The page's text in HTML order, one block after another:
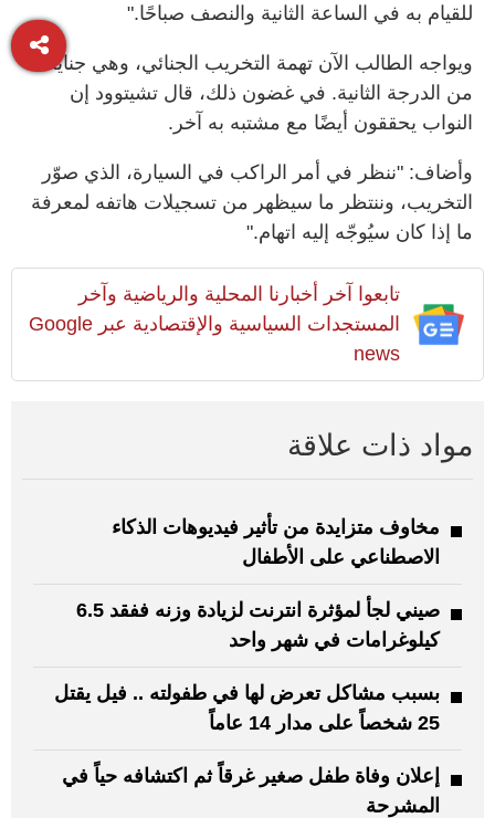
للقيام به في الساعة الثانية والنصف صباحًا".
ويواجه الطالب الآن تهمة التخريب الجنائي، وهي جناية
من الدرجة الثانية. في غضون ذلك، قال تشيتوود إن
النواب يحققون أيضًا مع مشتبه به آخر .
وأضاف: "ننظر في أمر الراكب في السيارة، الذي صوّر
التخريب، وننتظر ما سيظهر من تسجيلات هاتفه لمعرفة
ما إذا كان سيُوجّه إليه اتهام".
تابعوا آخر أخبارنا المحلية والرياضية وآخر
المستجدات السياسية والإقتصادية عبر Google
news
مواد ذات علاقة
مخاوف متزايدة من تأثير فيديوهات الذكاء
الاصطناعي على الأطفال
صيني لجأ لمؤثرة انترنت لزيادة وزنه ففقد 6.5
كيلوغرامات في شهر واحد
بسبب مشاكل تعرض لها في طفولته .. فيل يقتل
25 شخصاً على مدار 14 عاماً
إعلان وفاة طفل صغير غرقاً ثم اكتشافه حياً في
المشرحة